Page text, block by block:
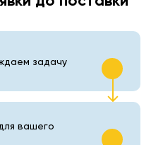
задачу
вашего